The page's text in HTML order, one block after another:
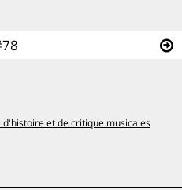
d'histoire et de critique musicales